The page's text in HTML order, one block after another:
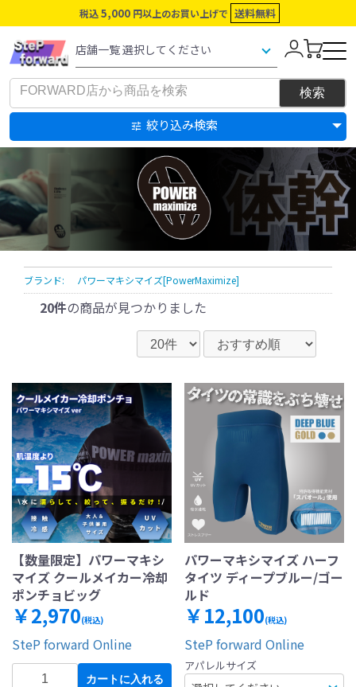
税込 5,000 円以上のお買い上げで 送料無料
絞り込み検索
ブランド: パワーマキシマイズ[PowerMaximize]
20件の商品が見つかりました
【数量限定】パワーマキシ
マイズ クールメイカー冷却
ポンチョビッグ
￥2,970(税込)
SteP forward Online
カートに入れる
パワーマキシマイズ ハーフ
タイツ ディープブルー/ゴー
ルド
￥12,100(税込)
SteP forward Online
アパレルサイズ